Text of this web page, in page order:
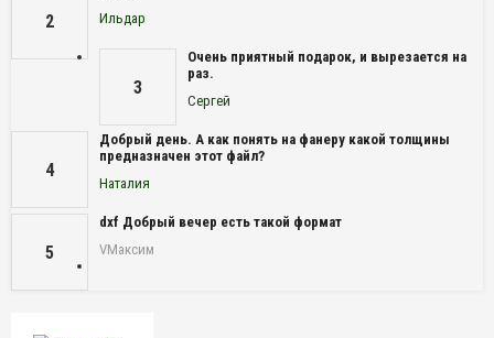
2
Ильдар
3
Очень приятный подарок, и вырезается на
раз.
Сергей
4
Добрый день. А как понять на фанеру какой толщины
предназначен этот файл?
Наталия
5
dxf Добрый вечер есть такой формат
VМаксим